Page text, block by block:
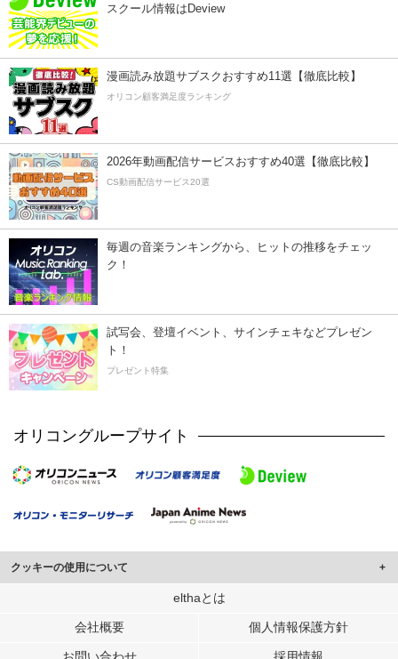
スクール情報はDeview
漫画読み放題サブスクおすすめ11選【徹底比較】
オリコン顧客満足度ランキング
2026年動画配信サービスおすすめ40選【徹底比較】
CS動画配信サービス20選
毎週の音楽ランキングから、ヒットの推移をチェッ
ク！
試写会、登壇イベント、サインチェキなどプレゼン
ト！
プレゼント特集
オリコングループサイト
クッキーの使用について
このサイトでは Cookie を使用して、ユーザーに合わせたコンテンツや広告の
行っています。
elthaとは
会社概要 個人情報保護方針
お問い合わせ 採用情報